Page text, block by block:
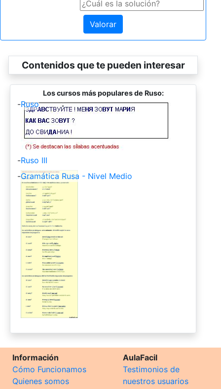
Valorar
Contenidos que te pueden interesar
Los cursos más populares de Ruso:
-Ruso
-Ruso III
-Gramática Rusa - Nivel Medio
Información
Cómo Funcionamos
Quienes somos
AulaFacil
Testimonios de
nuestros usuarios